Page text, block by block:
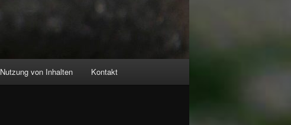
Nutzung von Inhalten Kontakt